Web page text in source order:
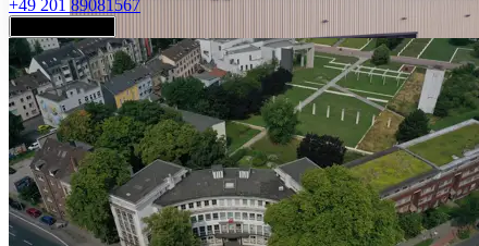
+49 201 89081567